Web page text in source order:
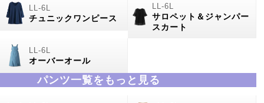
チュニックワンピース
サロペット＆ジャンパー
スカート
オーバーオール
パンツ一覧をもっと見る